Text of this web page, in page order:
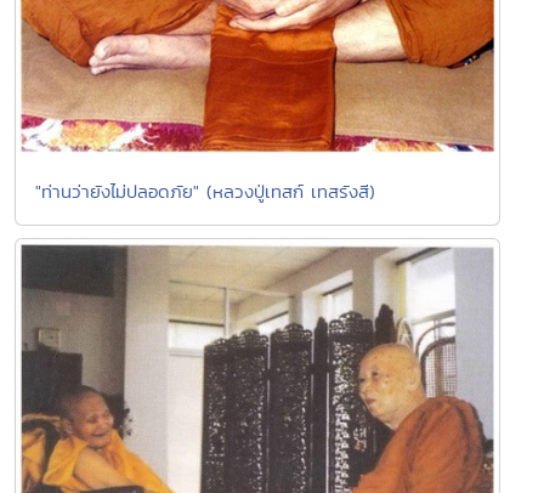
"ท่านว่ายังไม่ปลอดภัย" (หลวงปู่เทสก์ เทสรังสี)